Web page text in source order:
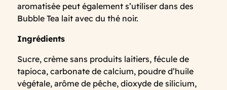
aromatisée peut également s’utiliser dans des
Bubble Tea lait avec du thé noir.
Ingrédients
Sucre, crème sans produits laitiers, fécule de
tapioca, carbonate de calcium, poudre d’huile
végétale, arôme de pêche, dioxyde de silicium,